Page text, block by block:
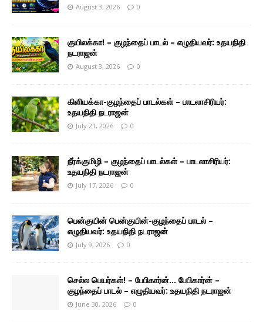
August 3, 2026 0
குயிலக்கா! – குழந்தைப் பாடல் – எழுதியவர்: உதயநிதி
நடராஜன்
August 3, 2026 0
கிளியக்கா-குழந்தைப் பாடல்கள் – பாடலாசிரியர்:
உதயநிதி நடராஜன்
July 21, 2026 0
நீர்க்குமிழி – குழந்தைப் பாடல்கள் – பாடலாசிரியர்:
உதயநிதி நடராஜன்
July 17, 2026 0
பென்குயின் பென்குயின்-குழந்தைப் பாடல் –
எழுதியவர்: உதயநிதி நடராஜன்
July 9, 2026 0
செல்ல பெயர்கள்! – பேபிகார்ன்… பேபிகார்ன் –
குழந்தைப் பாடல் – எழுதியவர்: உதயநிதி நடராஜன்
June 30, 2026 0